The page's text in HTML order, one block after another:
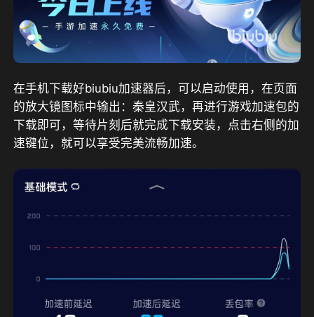
在手机下载好biubiu加速器后，可以启动使用，在页面
的放大镜图标中输出：秦皇汉武，再进行游戏加速包的
下载即可，等待片刻后就完成下载安装，点击右侧的加
速键位，就可以享受完美流畅加速。